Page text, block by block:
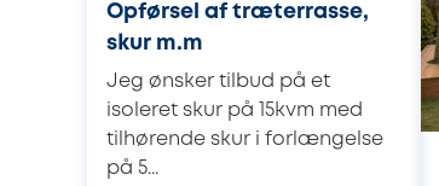
Opførsel af træterrasse,
skur m.m
Jeg ønsker tilbud på et
isoleret skur på 15kvm med
tilhørende skur i forlængelse
på 5...